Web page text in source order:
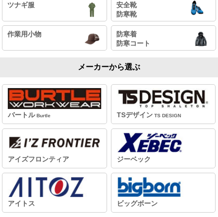
ツナギ服
安全靴
防寒靴
作業用小物
防寒着
防寒コート
メーカーから選ぶ
バートル Burtle TSデザイン TS DESIGN
アイズフロンティア ジーベック
アイトス ビッグボーン